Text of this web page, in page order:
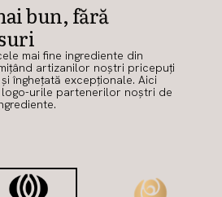
bun, fără
mai fine ingrediente din
artizanilor noștri pricepuți
înghețată excepționale. Aici
urile partenerilor noștri de